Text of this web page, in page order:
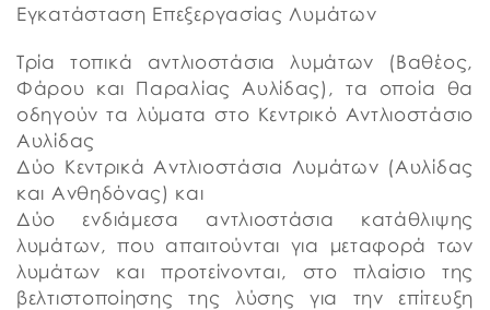
Εγκατάσταση Επεξεργασίας Λυμάτων
Τρία τοπικά αντλιοστάσια λυμάτων (Βαθέος,
Φάρου και Παραλίας Αυλίδας), τα οποία θα
οδηγούν τα λύματα στο Κεντρικό Αντλιοστάσιο
Αυλίδας
Δύο Κεντρικά Αντλιοστάσια Λυμάτων (Αυλίδας
και Ανθηδόνας) και
Δύο ενδιάμεσα αντλιοστάσια κατάθλιψης
λυμάτων, που απαιτούνται για μεταφορά των
λυμάτων και προτείνονται, στο πλαίσιο της
βελτιστοποίησης της λύσης για την επίτευξη